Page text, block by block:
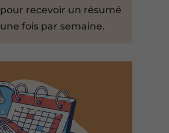
pour recevoir un résumé
une fois par semaine.